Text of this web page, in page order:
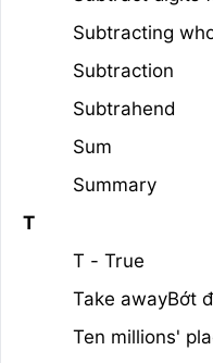
Subtracting
Subtraction
Subtrahend
Sum
Summary
T
T - True
Take awayBớt
Ten millions'